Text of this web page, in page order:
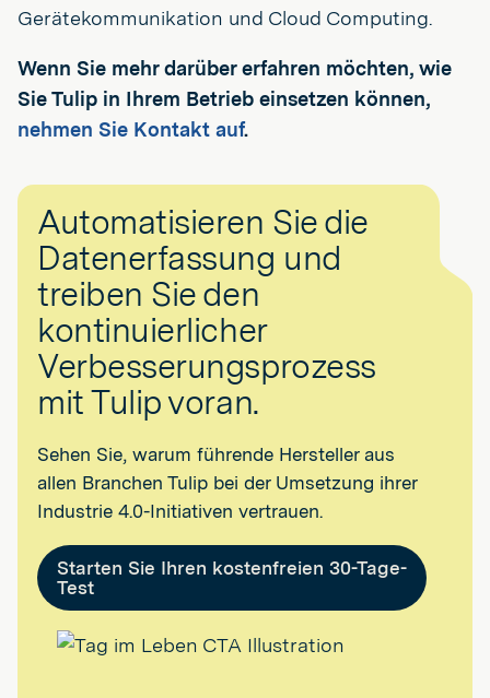
Gerätekommunikation und Cloud Computing.
Wenn Sie mehr darüber erfahren möchten, wie
Sie Tulip in Ihrem Betrieb einsetzen können,
nehmen Sie Kontakt auf.
Automatisieren Sie die
Datenerfassung und
treiben Sie den
kontinuierlicher
Verbesserungsprozess
mit Tulip voran.
Sehen Sie, warum führende Hersteller aus
allen Branchen Tulip bei der Umsetzung ihrer
Industrie 4.0-Initiativen vertrauen.
Starten Sie Ihren kostenfreien 30-Tage-
Test